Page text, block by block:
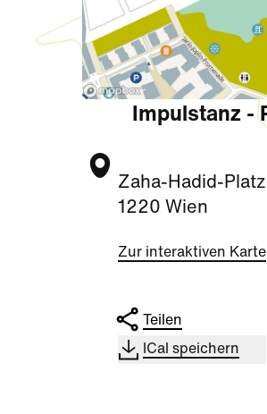
Impulstanz -
Zaha-Hadid-Platz
1220 Wien
Zur interaktiven Karte
Teilen
ICal speichern